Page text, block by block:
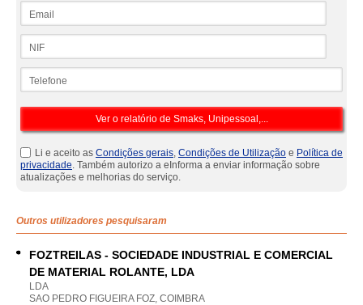
Li e aceito as Condições gerais, Condições de Utilização e Política de
privacidade. Também autorizo a eInforma a enviar informação sobre
atualizações e melhorias do serviço.
Outros utilizadores pesquisaram
FOZTREILAS - SOCIEDADE INDUSTRIAL E COMERCIAL
DE MATERIAL ROLANTE, LDA
LDA
SAO PEDRO FIGUEIRA FOZ, COIMBRA